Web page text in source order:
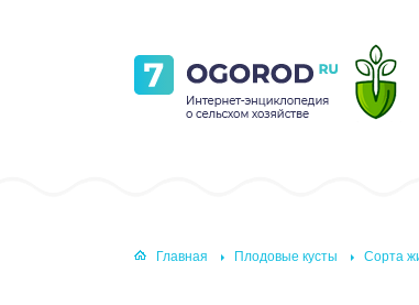
Главная Плодовые кусты Сорта